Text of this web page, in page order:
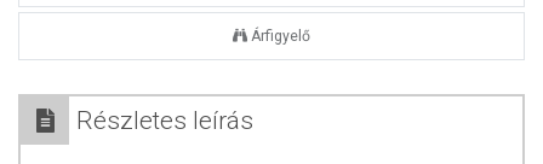
Árfigyelő
Részletes leírás